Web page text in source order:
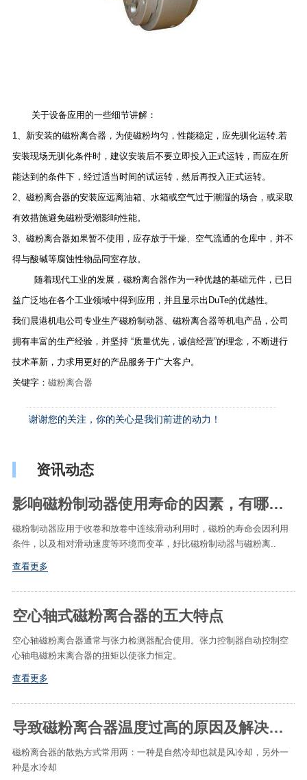
关于设备应用的一些细节讲解：
1、新安装的磁粉离合器，为使磁粉均匀，性能稳定，应先驯化运转.若
安装现场无驯化条件时，建议安装后不要立即投入正式运转，而应在所
能达到的条件下，经过适当时间的试运转，然后再投入正式运转。
2、磁粉离合器的安装应远离油箱、水箱或空气过于潮湿的场合，或采取
有效措施避免磁粉受潮影响性能。
3、磁粉离合器如果暂不使用，应存放于干燥、空气流通的仓库中，并不
得与酸碱等腐蚀性物品同室存放。
随着现代工业的发展，磁粉离合器作为一种优越的基础元件，已日
益广泛地在各个工业领域中得到应用，并且显示出DuTe的优越性。
我们晨港机电公司专业生产磁粉制动器、磁粉离合器等机电产品，公司
拥有丰富的生产经验，并坚持 “质量优先，诚信经营”的理念，不断进行
技术革新，力求用更好的产品服务于广大客户。
关键字： 磁粉离合器
谢谢您的关注，你的关心是我们前进的动力！
资讯动态
影响磁粉制动器使用寿命的因素​，有哪些处理措施​
磁粉制动器应用于收卷和放卷中连续滑动利用时，磁粉的寿命会因利用
条件，以及相对滑动速度等环境而变革，好比磁粉制动器与磁粉离..
查看更多
空心轴式磁粉离合器的五大特点
空心轴磁粉离合器通常与张力检测器配合使用。张力控制器自动控制空
心轴电磁粉末离合器的扭矩以使张力恒定。
查看更多
导致磁粉离合器温度过高的原因及解决方法
磁粉离合器的散热方式常用两：一种是自然冷却也就是风冷却，另外一
种是水冷却